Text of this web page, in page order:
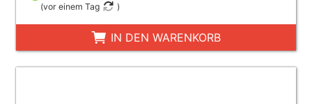
(vor einem Tag )
IN DEN WARENKORB